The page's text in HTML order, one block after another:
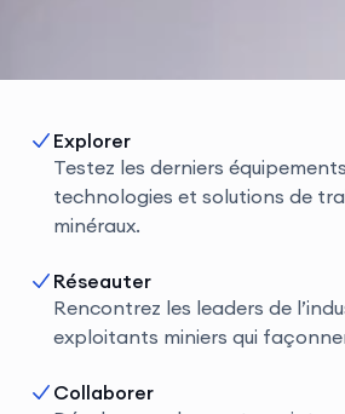
Explorer
Testez les derniers
technologies et solutions de
minéraux.
Réseauter
Rencontrez les leaders de
exploitants miniers qui
Collaborer